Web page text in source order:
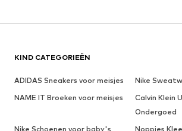
KIND CATEGORIEËN
ADIDAS Sneakers voor meisjes
Nike
NAME IT Broeken voor meisjes
Calvin Klein
Ondergoed
Nike Schoenen voor baby's
Noppies